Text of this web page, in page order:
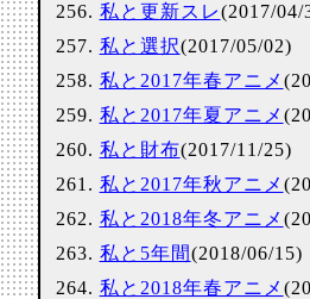
私と更新スレ(2017/04/
私と選択(2017/05/02)
私と2017年春アニメ
私と2017年夏アニメ
私と財布(2017/11/25)
私と2017年秋アニメ
私と2018年冬アニメ
私と5年間(2018/06/15)
私と2018年春アニメ